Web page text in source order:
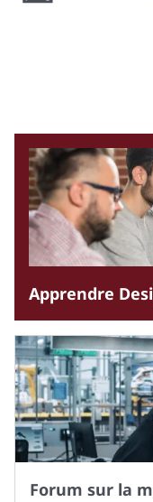
Apprendre
Forum sur la